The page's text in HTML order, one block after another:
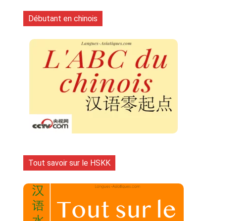
Débutant en chinois
Tout savoir sur le HSKK